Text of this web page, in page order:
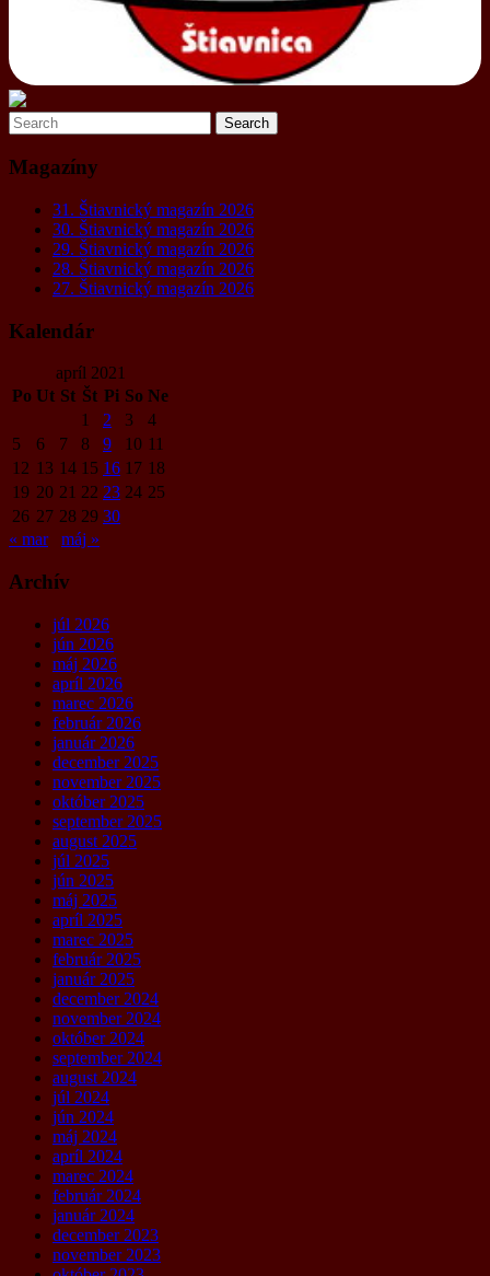
Magazíny
31. Štiavnický magazín 2026
30. Štiavnický magazín 2026
29. Štiavnický magazín 2026
28. Štiavnický magazín 2026
27. Štiavnický magazín 2026
Kalendár
apríl 2021
Po Ut St Št Pi So Ne
1
2 3
4
5
6 7 8 9 10 11
12 13 14 15 16 17 18
19 20 21 22 23 24 25
26 27 28 29 30
« mar
máj »
Archív
júl 2026
jún 2026
máj 2026
apríl 2026
marec 2026
február 2026
január 2026
december 2025
november 2025
október 2025
september 2025
august 2025
júl 2025
jún 2025
máj 2025
apríl 2025
marec 2025
február 2025
január 2025
december 2024
november 2024
október 2024
september 2024
august 2024
júl 2024
jún 2024
máj 2024
apríl 2024
marec 2024
február 2024
január 2024
december 2023
november 2023